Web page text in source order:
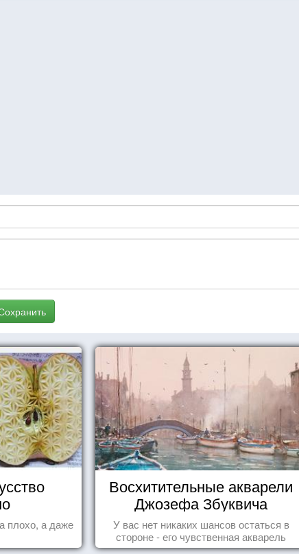
плохо, а даже
Восхитительные акварели
Джозефа Збуквича
У вас нет никаких шансов остаться в
стороне - его чувственная акварель
покорила жителей всего мира.